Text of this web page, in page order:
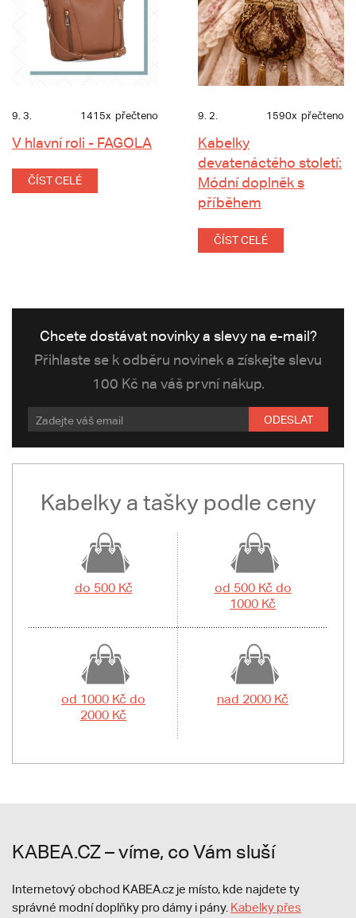
9. 3. 1415x přečteno
V hlavní roli - FAGOLA
ČÍST CELÉ
9. 2. 1590x přečteno
Kabelky
devatenáctého století:
Módní doplněk s
příběhem
ČÍST CELÉ
Chcete dostávat novinky a slevy na e-mail?
Přihlaste se k odběru novinek a získejte slevu
100 Kč na váš první nákup.
ODESLAT
Kabelky a tašky podle ceny
do 500 Kč
od 500 Kč do
1000 Kč
od 1000 Kč do
2000 Kč
nad 2000 Kč
KABEA.CZ – víme, co Vám sluší
Internetový obchod KABEA.cz je místo, kde najdete ty
správné modní doplňky pro dámy i pány. Kabelky přes